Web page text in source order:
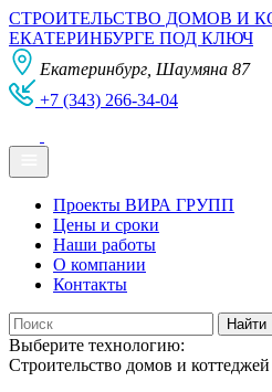
СТРОИТЕЛЬСТВО ДОМОВ И
ЕКАТЕРИНБУРГЕ ПОД КЛЮЧ
Екатеринбург, Шаумяна 87
+7 (343) 266-34-04
Проекты ВИРА ГРУПП
Цены и сроки
Наши работы
О компании
Контакты
Выберите технологию:
Строительство домов и коттеджей